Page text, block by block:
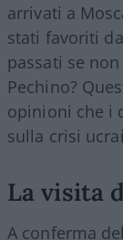
arrivati a
stati favoriti
passati se
Pechino?
opinioni che i
sulla crisi
La visita
A conferma